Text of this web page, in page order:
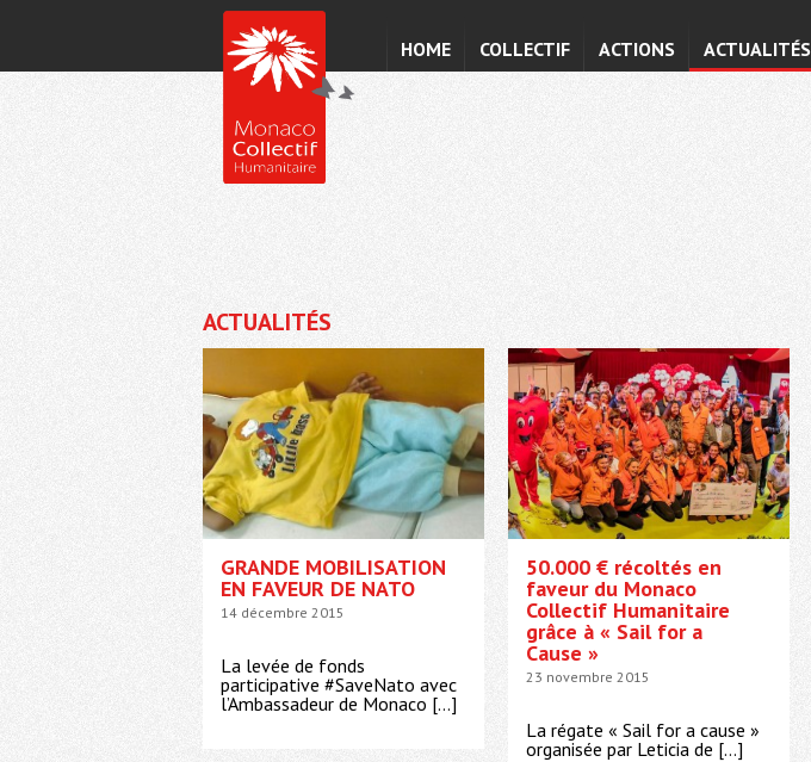
HOME COLLECTIF ACTIONS ACTUALITÉS
ACTUALITÉS
GRANDE MOBILISATION
EN FAVEUR DE NATO
14 décembre 2015
La levée de fonds
participative #SaveNato avec
l’Ambassadeur de Monaco […]
50.000 € récoltés en
faveur du Monaco
Collectif Humanitaire
grâce à « Sail for a
Cause »
23 novembre 2015
La régate « Sail for a cause »
organisée par Leticia de […]